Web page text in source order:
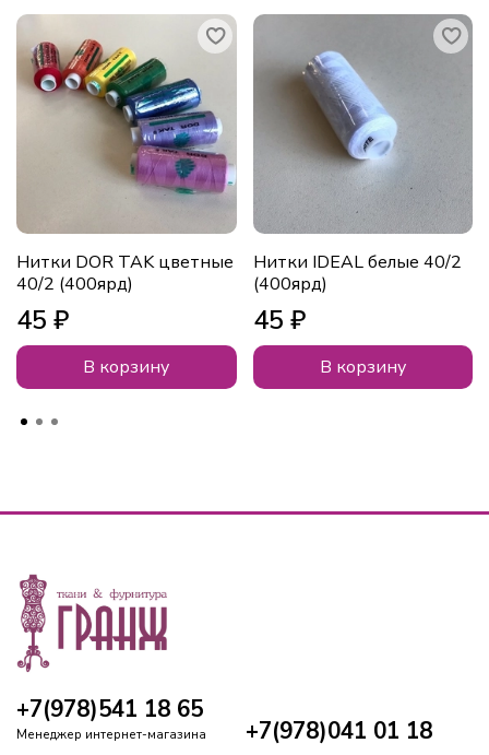
Нитки DOR TAK цветные
40/2 (400ярд)
45 ₽
В корзину
Нитки IDEAL белые 40/2
(400ярд)
45 ₽
В корзину
+7(978)541 18 65
Менеджер интернет-магазина +7(978)041 01 18